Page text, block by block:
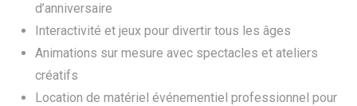
d’anniversaire
Interactivité et jeux pour divertir tous les âges
Animations sur mesure avec spectacles et ateliers
créatifs
Location de matériel événementiel professionnel pour